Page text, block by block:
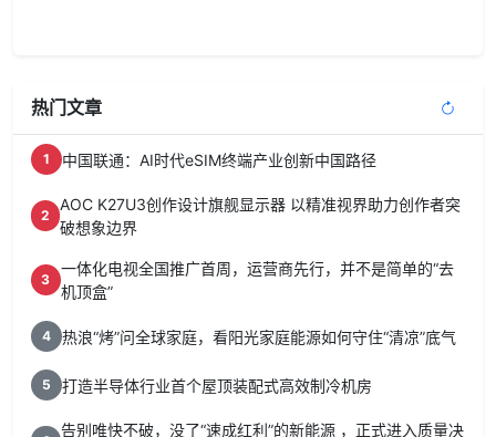
热门文章
1 中国联通：AI时代eSIM终端产业创新中国路径
2
AOC K27U3创作设计旗舰显示器 以精准视界助力创作者突
破想象边界
3
一体化电视全国推广首周，运营商先行，并不是简单的“去
机顶盒”
4 热浪“烤”问全球家庭，看阳光家庭能源如何守住“清凉”底气
5 打造半导体行业首个屋顶装配式高效制冷机房
告别唯快不破，没了“速成红利”的新能源 ，正式进入质量决